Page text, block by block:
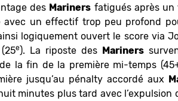
des Mariners fatigués après un
avec un effectif trop peu profond
logiquement ouvert le score via
e). La riposte des Mariners
la fin de la première mi-temps
jusqu’au pénalty accordé aux
minutes plus tard avec l’expulsion